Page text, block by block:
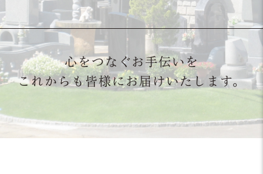
心をつなぐお手伝いを
これからも皆様にお届けいたします。